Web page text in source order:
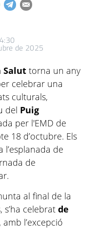
de 2025
Salut torna un any
celebrar una
culturals,
del Puig
per l'EMD de
18 d’octubre. Els
de
de
al final de la
s’ha celebrat de
, amb l’excepció